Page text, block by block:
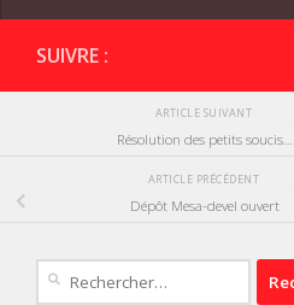
SUIVRE :
ARTICLE SUIVANT
Résolution des petits soucis…
ARTICLE PRÉCÉDENT
Dépôt Mesa-devel ouvert
Rechercher :